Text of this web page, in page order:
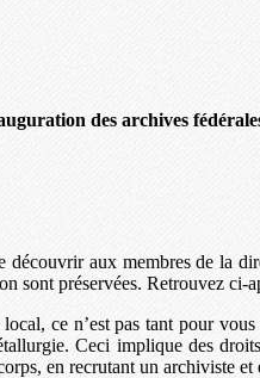
des archives
aux membres de la
sont préservées. Retrouvez ci-
ce n’est pas tant pour
Ceci implique des
en recrutant un archiviste